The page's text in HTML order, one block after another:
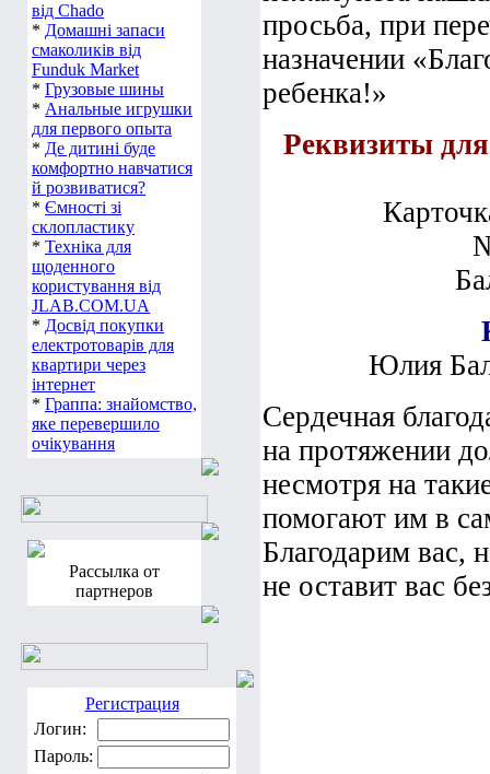
від Chado
* Домашні запаси
смаколиків від
Funduk Market
* Грузовые шины
* Анальные игрушки
для первого опыта
* Де дитині буде
комфортно навчатися
й розвиватися?
* Ємності зі
склопластику
* Техніка для
щоденного
користування від
JLAB.COM.UA
* Досвід покупки
електротоварів для
квартири через
інтернет
* Граппа: знайомство,
яке перевершило
очікування
Рассылка от
партнеров
Регистрация
Логин:
Пароль:
просьба, при
назначении
ребенка!»
Реквизиты
Юлия
Сердечная
на протяжении
несмотря на
помогают им в
Благодарим вас,
не оставит вас